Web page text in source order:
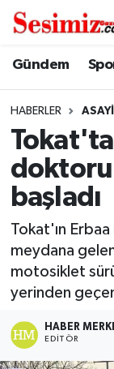
Gündem
HABERLER
doktoru
başladı
Tokat'ın
meydana
motosiklet
yerinden
HABER
EDITÖR
Dünya
Ekonomi
Genel
Gündem
Magazin
Nöbetçi
Hava
Namaz
Trafik
Süper Lig
Tüm